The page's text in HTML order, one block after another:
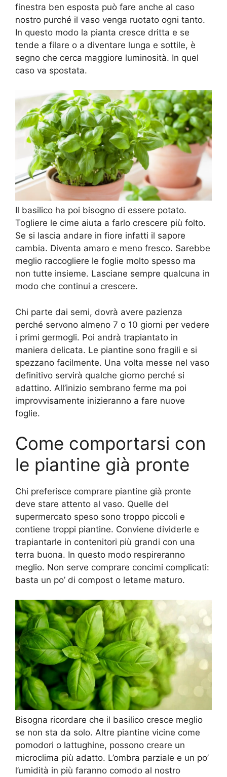
finestra ben esposta può fare anche al caso
nostro purché il vaso venga ruotato ogni tanto.
In questo modo la pianta cresce dritta e se
tende a filare o a diventare lunga e sottile, è
segno che cerca maggiore luminosità. In quel
caso va spostata.
Il basilico ha poi bisogno di essere potato.
Togliere le cime aiuta a farlo crescere più folto.
Se si lascia andare in fiore infatti il sapore
cambia. Diventa amaro e meno fresco. Sarebbe
meglio raccogliere le foglie molto spesso ma
non tutte insieme. Lasciane sempre qualcuna in
modo che continui a crescere.
Chi parte dai semi, dovrà avere pazienza
perché servono almeno 7 o 10 giorni per vedere
i primi germogli. Poi andrà trapiantato in
maniera delicata. Le piantine sono fragili e si
spezzano facilmente. Una volta messe nel vaso
definitivo servirà qualche giorno perché si
adattino. All’inizio sembrano ferme ma poi
improvvisamente inizieranno a fare nuove
foglie.
Come comportarsi con
le piantine già pronte
Chi preferisce comprare piantine già pronte
deve stare attento al vaso. Quelle del
supermercato speso sono troppo piccoli e
contiene troppi piantine. Conviene dividerle e
trapiantarle in contenitori più grandi con una
terra buona. In questo modo respireranno
meglio. Non serve comprare concimi complicati:
basta un po’ di compost o letame maturo.
Bisogna ricordare che il basilico cresce meglio
se non sta da solo. Altre piantine vicine come
pomodori o lattughine, possono creare un
microclima più adatto. L’ombra parziale e un po’
l’umidità in più faranno comodo al nostro